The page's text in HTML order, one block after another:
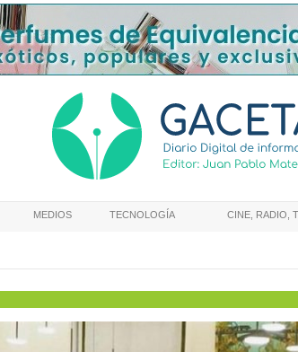
MEDIOS TECNOLOGÍA CINE, RADIO,